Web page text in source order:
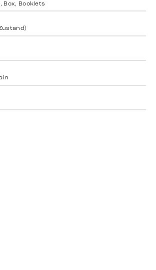
Box, Booklets